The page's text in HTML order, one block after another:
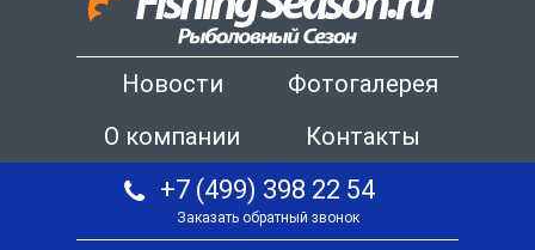
Новости
Фотогалерея
О компании
Контакты
+7 (499) 398 22 54
Заказать обратный звонок